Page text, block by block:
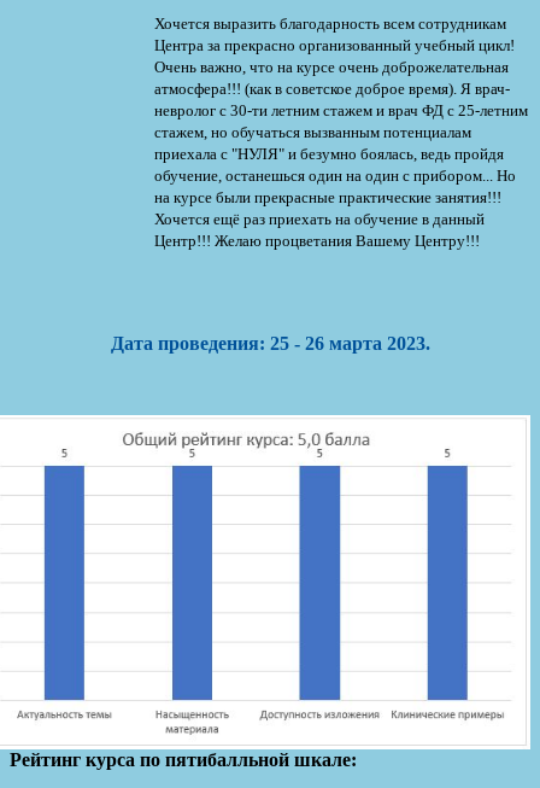
Хочется выразить благодарность всем сотрудникам
Центра за прекрасно организованный учебный цикл!
Очень важно, что на курсе очень доброжелательная
атмосфера!!! (как в советское доброе время). Я врач-
невролог с 30-ти летним стажем и врач ФД с 25-летним
стажем, но обучаться вызванным потенциалам
приехала с "НУЛЯ" и безумно боялась, ведь пройдя
обучение, останешься один на один с прибором... Но
на курсе были прекрасные практические занятия!!!
Хочется ещё раз приехать на обучение в данный
Центр!!! Желаю процветания Вашему Центру!!!
Дата проведения: 25 - 26 марта 2023.
Рейтинг курса по пятибалльной шкале: